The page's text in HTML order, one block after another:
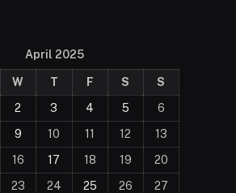
April 2025
W T F S
S
2 3 4 5
6
9 10 11 12
13
16 17 18 19
20
23 24 25 26 27